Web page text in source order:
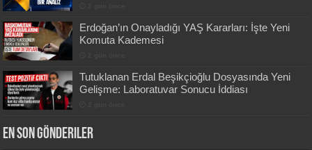
Erdoğan’ın Onayladığı YAŞ Kararları: İşte Yeni
Komuta Kademesi
Tutuklanan Erdal Beşikçioğlu Dosyasında Yeni
Gelişme: Laboratuvar Sonucu İddiası
En Son Gönderiler